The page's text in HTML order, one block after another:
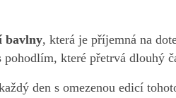
bavlny, která je příjemná na
které přetrvá dlouhý
den s omezenou edicí